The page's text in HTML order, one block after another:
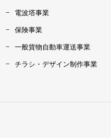
電波塔事業
保険事業
一般貨物自動車運送事業
チラシ・デザイン制作事業